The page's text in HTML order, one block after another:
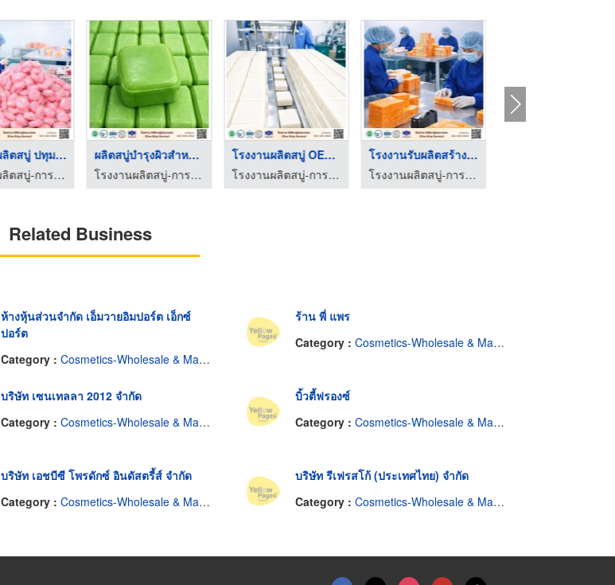
โรงงานผลิตสบู่ ปทุมธ ...
โรงงานผลิตสบู่-การอง มาร์เก็ตติ้ง
ผลิตสบู่บำรุงผิวสำหร ...
โรงงานผลิตสบู่-การอง มาร์เก็ตติ้ง
โรงงานผลิตสบู่ OEM ร ...
โรงงานผลิตสบู่-การอง มาร์เก็ตติ้ง
โรงงานรับผลิตสร้างแบ ...
โรงงานผลิตสบู่-การอง มาร์เก็ตติ้ง
Related Business
ห้างหุ้นส่วนจำกัด เอ็มวายอิมปอร์ต เอ็กซ์
ปอร์ต
Category :Cosmetics-Wholesale & Manufacturers
ร้าน พี่ แพร
Category : Cosmetics-Wholesale & Manufacturers
บริษัท เซนเทลลา 2012 จำกัด
Category :Cosmetics-Wholesale & Manufacturers
บิ้วตี้ฟรองซ์
Category : Cosmetics-Wholesale & Manufacturers
บริษัท เอชบีซี โพรดักซ์ อินดัสตรี้ส์ จำกัด
Category :Cosmetics-Wholesale & Manufacturers
บริษัท รีเฟรสโก้ (ประเทศไทย) จำกัด
Category : Cosmetics-Wholesale & Manufacturers